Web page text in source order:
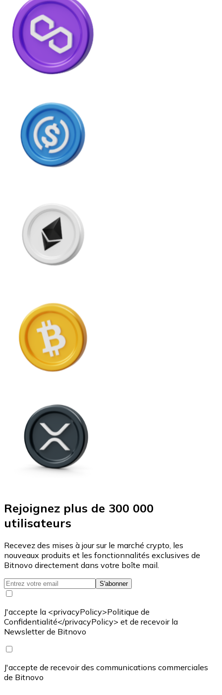
Rejoignez plus de 300 000
utilisateurs
Recevez des mises à jour sur le marché crypto, les
nouveaux produits et les fonctionnalités exclusives de
Bitnovo directement dans votre boîte mail.
S'abonner
J'accepte la <privacyPolicy>Politique de
Confidentialité</privacyPolicy> et de recevoir la
Newsletter de Bitnovo
J'accepte de recevoir des communications commerciales
de Bitnovo